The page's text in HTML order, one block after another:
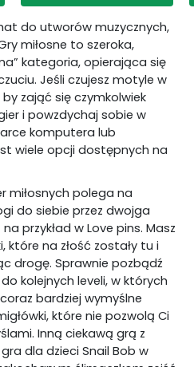
do utworów muzycznych,
miłosne to szeroka,
kategoria, opierająca się
Jeśli czujesz motyle w
zająć się czymkolwiek
i powzdychaj sobie w
komputera lub
wiele opcji dostępnych na
miłosnych polega na
do siebie przez dwojga
przykład w Love pins. Masz
które na złość zostały tu i
drogę. Sprawnie pozbądź
kolejnych leveli, w których
bardziej wymyślne
które nie pozwolą Ci
Inną ciekawą grą z
dla dzieci Snail Bob w